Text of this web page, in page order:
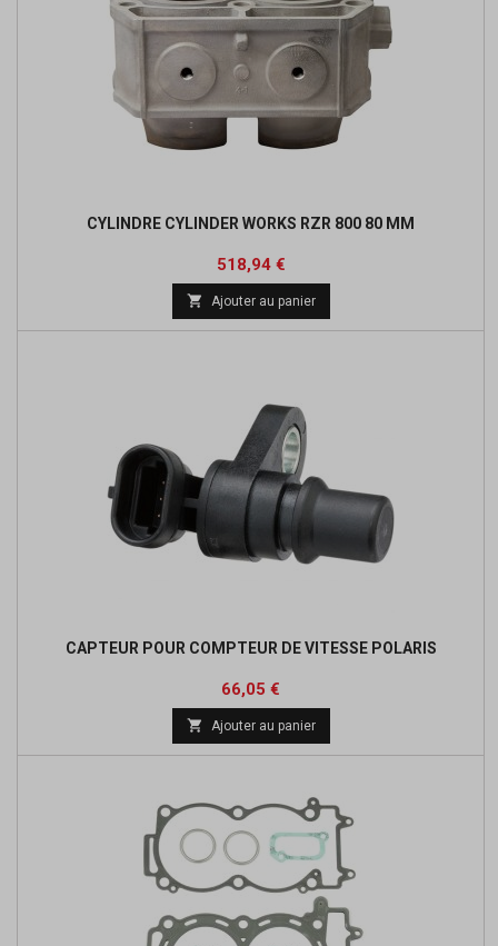
CYLINDRE CYLINDER WORKS RZR 800 80 MM
Prix
518,94 €Prix
de
base
 Ajouter au panier
CAPTEUR POUR COMPTEUR DE VITESSE POLARIS
Prix
66,05 €
base
 Ajouter au panier